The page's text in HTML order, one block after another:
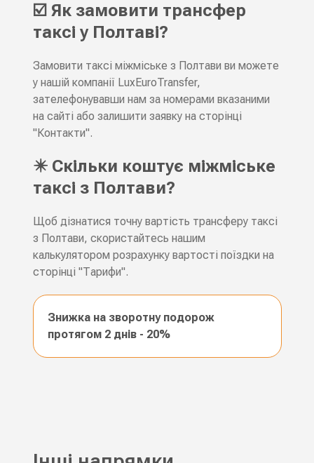
☑️ Як замовити трансфер
таксі у Полтаві?
Замовити таксі міжміське з Полтави ви можете
у нашій компанії LuxEuroTransfer,
зателефонувавши нам за номерами вказаними
на сайті або залишити заявку на сторінці
"Контакти".
✴️ Скільки коштує міжміське
таксі з Полтави?
Щоб дізнатися точну вартість трансферу таксі
з Полтави, скористайтесь нашим
калькулятором розрахунку вартості поїздки на
сторінці "Тарифи".
Знижка на зворотну подорож
протягом 2 днів - 20%